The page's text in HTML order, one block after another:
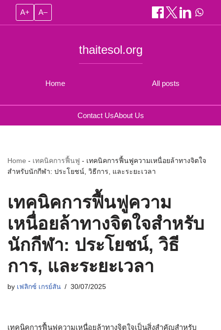
A+ A–
Home
thaitesol.org
All posts
Contact UsAbout Us
Home - เทคนิคการฟื้นฟู - เทคนิคการฟื้นฟูความเหนื่อยล้าทางจิตใจ
สำหรับนักกีฬา: ประโยชน์, วิธีการ, และระยะเวลา
เทคนิคการฟื้นฟูความ
เหนื่อยล้าทางจิตใจสำหรับ
นักกีฬา: ประโยชน์, วิธี
การ, และระยะเวลา
by เฟลิกซ์ เกรย์สัน 30/07/2025
เทคนิคการฟื้นฟูความเหนื่อยล้าทางจิตใจเป็นสิ่งสำคัญสำหรับ